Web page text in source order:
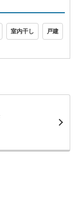
室内干し 戸建